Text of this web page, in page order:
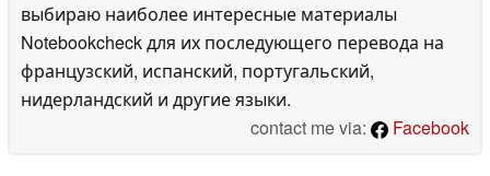
выбираю наиболее интересные материалы
Notebookcheck для их последующего перевода на
французский, испанский, португальский,
нидерландский и другие языки.
contact me via:
Facebook